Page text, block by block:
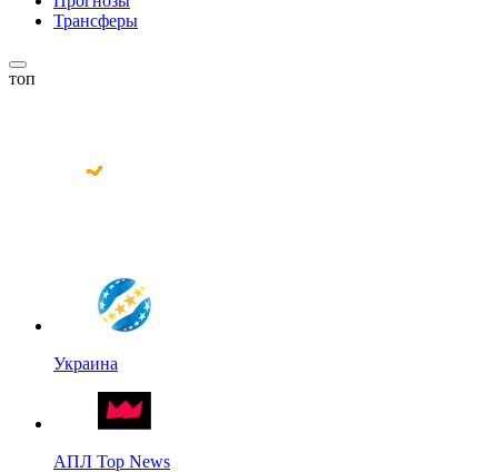
Трансферы
топ
Украина
АПЛ Top News